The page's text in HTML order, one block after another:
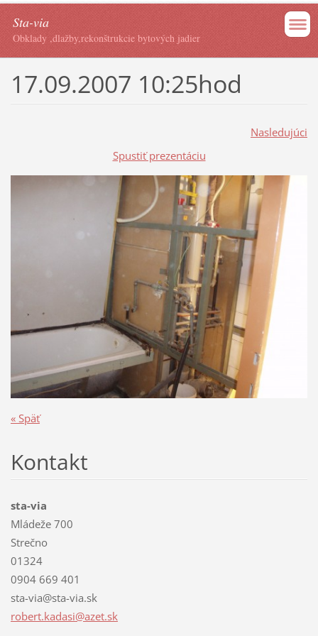
Sta-via
Obklady ,dlažby,rekonštrukcie bytových jadier
17.09.2007 10:25hod
Nasledujúci
Spustiť prezentáciu
« Späť
Kontakt
sta-via
Mládeže 700
Strečno
01324
0904 669 401
sta-via@sta-via.sk
robert.kadasi@azet.sk